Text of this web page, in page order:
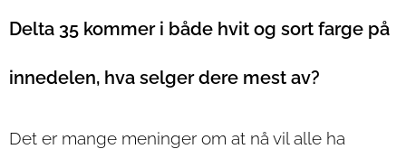
Delta 35 kommer i både hvit og sort farge på
innedelen, hva selger dere mest av?
Det er mange meninger om at nå vil alle ha